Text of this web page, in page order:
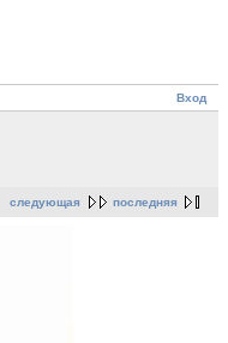
Вход
следующая последняя